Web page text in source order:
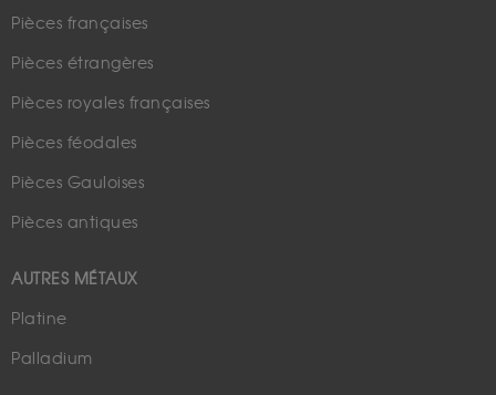
Pièces françaises
Pièces étrangères
Pièces royales françaises
Pièces féodales
Pièces Gauloises
Pièces antiques
AUTRES MÉTAUX
Platine
Palladium